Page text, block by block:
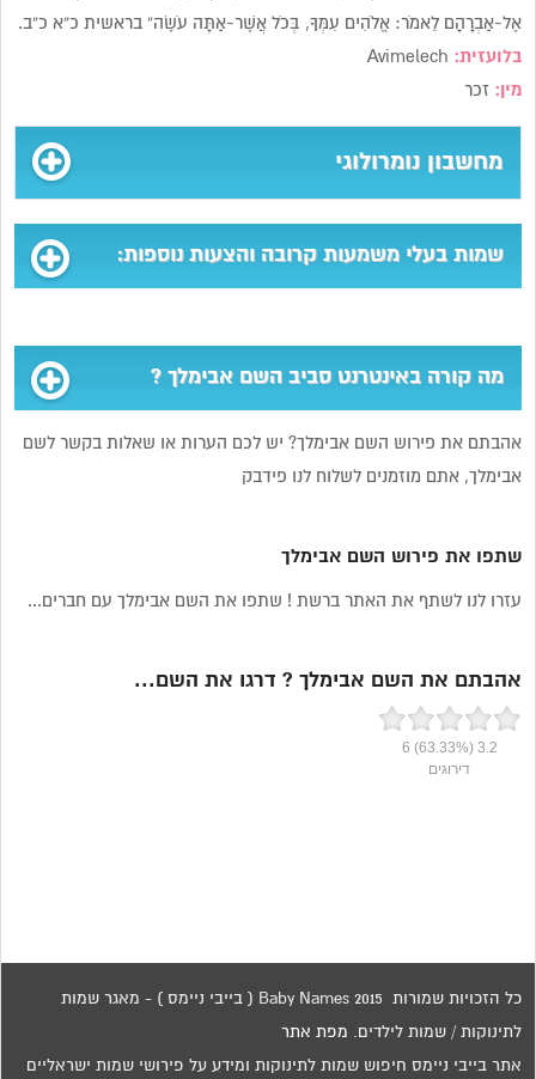
אֶל-אַבְרָהָם לֵאמֹר: אֱלֹהִים עִמְּךָ, בְּכֹל אֲשֶׁר-אַתָּה עֹשֶׂה” בראשית כ”א כ”ב.
בלועזית:
מין: זכר
מחשבון נומרולוגי
שמות בעלי משמעות קרובה והצעות נוספות:
מה קורה באינטרנט סביב השם אבימלך ?
אהבתם את פירוש השם אבימלך? יש לכם הערות או שאלות בקשר לשם
אבימלך, אתם מוזמנים לשלוח לנו פידבק
שתפו את פירוש השם אבימלך
עזרו לנו לשתף את האתר ברשת ! שתפו את השם אבימלך עם חברים...
אהבתם את השם אבימלך ? דרגו את השם...
3.2
(63.33%)
6
דירוגים
כל הזכויות שמורות 2015 Baby Names ( בייבי ניימס ) - מאגר שמות
לתינוקות / שמות לילדים. מפת אתר
אתר בייבי ניימס חיפוש שמות לתינוקות ומידע על פירושי שמות ישראליים